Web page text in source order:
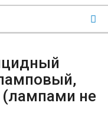
(лампами не